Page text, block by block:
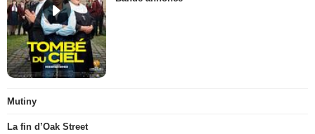
Mutiny
La fin d’Oak Street